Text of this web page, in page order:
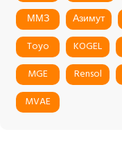
ММЗ
Азимут
Toyo
KOGEL
MGE
Rensol
MVAE